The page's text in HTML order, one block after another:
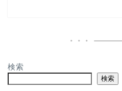
検索
検索